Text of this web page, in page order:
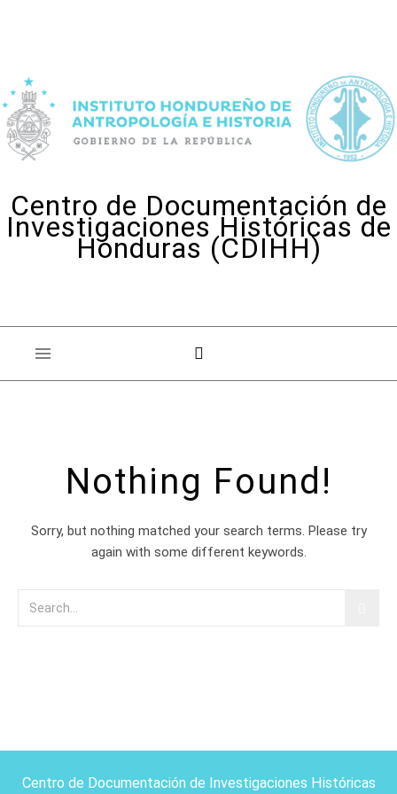
Centro de Documentación de
Investigaciones Históricas de
Honduras (CDIHH)
Nothing Found!
Sorry, but nothing matched your search terms. Please try
again with some different keywords.
Centro de Documentación de Investigaciones Históricas